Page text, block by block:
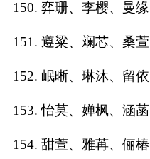
150. 弈珊、李樱、曼缘
151. 遵粱、斓芯、桑萱
152. 岷晰、琳沐、留依
153. 怡莫、婵枫、涵菡
154. 甜萱、雅苒、俪椿